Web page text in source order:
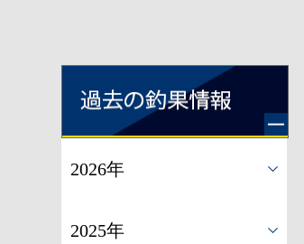
2026年
2025年